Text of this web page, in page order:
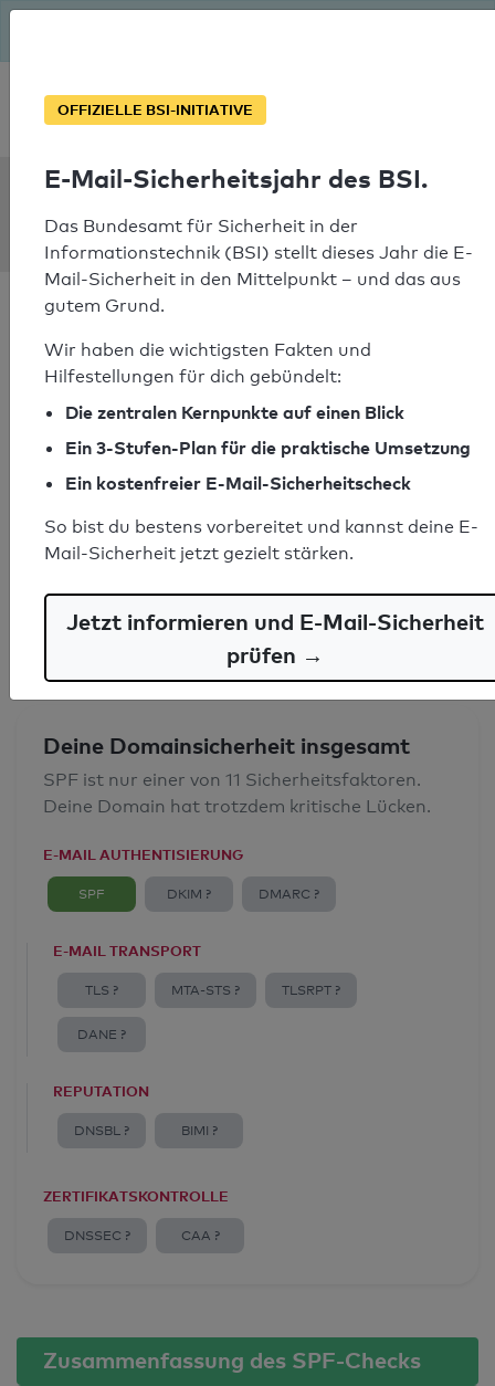
Soforthilfe bei Notfällen
six.de
SPF-Check bestanden
Ihr SPF-Record Prüfergebnis
Syntaxprüfung: 0 Fehler
E-Mail-Spoofingschutz: Gut
Deine Domainsicherheit insgesamt
SPF ist nur einer von 11 Sicherheitsfaktoren.
Deine Domain hat trotzdem kritische Lücken.
E-MAIL AUTHENTISIERUNG
SPF DKIM ? DMARC ?
E-MAIL TRANSPORT
TLS ? MTA-STS ? TLSRPT ?
DANE ?
REPUTATION
DNSBL ? BIMI ?
ZERTIFIKATSKONTROLLE
DNSSEC ? CAA ?
Zusammenfassung des SPF-Checks
OFFIZIELLE BSI-INITIATIVE
E-Mail-Sicherheitsjahr des BSI.
Das Bundesamt für Sicherheit in der
Informationstechnik (BSI) stellt dieses Jahr die E-
Mail-Sicherheit in den Mittelpunkt – und das aus
gutem Grund.
Wir haben die wichtigsten Fakten und
Hilfestellungen für dich gebündelt:
Die zentralen Kernpunkte auf einen Blick
Ein 3-Stufen-Plan für die praktische Umsetzung
Ein kostenfreier E-Mail-Sicherheitscheck
So bist du bestens vorbereitet und kannst deine E-
Mail-Sicherheit jetzt gezielt stärken.
Jetzt informieren und E-Mail-Sicherheit
prüfen →